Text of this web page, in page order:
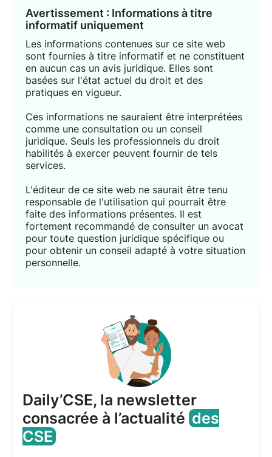
Avertissement : Informations à titre
informatif uniquement
Les informations contenues sur ce site web
sont fournies à titre informatif et ne constituent
en aucun cas un avis juridique. Elles sont
basées sur l'état actuel du droit et des
pratiques en vigueur.
Ces informations ne sauraient être interprétées
comme une consultation ou un conseil
juridique. Seuls les professionnels du droit
habilités à exercer peuvent fournir de tels
services.
L'éditeur de ce site web ne saurait être tenu
responsable de l'utilisation qui pourrait être
faite des informations présentes. Il est
fortement recommandé de consulter un avocat
pour toute question juridique spécifique ou
pour obtenir un conseil adapté à votre situation
personnelle.
Daily’CSE, la newsletter
consacrée à l’actualitédes
CSE